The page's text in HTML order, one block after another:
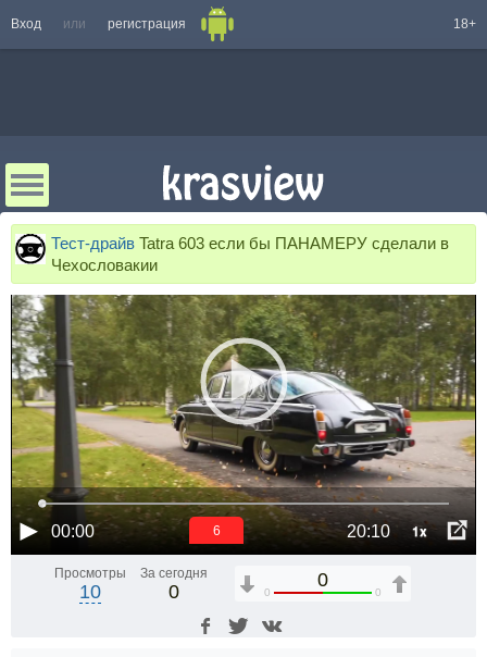
Вход или регистрация 18+
Тест-драйв Tatra 603 если бы ПАНАМЕРУ сделали в
Чехословакии
00:00 20:10 1x
6
Просмотры
10
За сегодня
0
0
0 0